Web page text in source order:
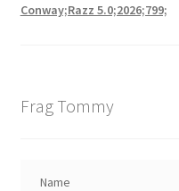
Conway;Razz 5.0;2026;799;
Frag Tommy
Name